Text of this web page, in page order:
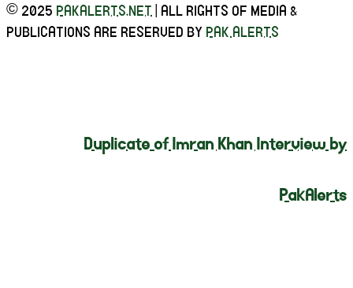
Duplicate of Imran Khan Interview by
PakAlerts
© 2025 PAKALERTS.NET | ALL RIGHTS OF MEDIA &
PUBLICATIONS ARE RESERVED BYPAK ALERTS